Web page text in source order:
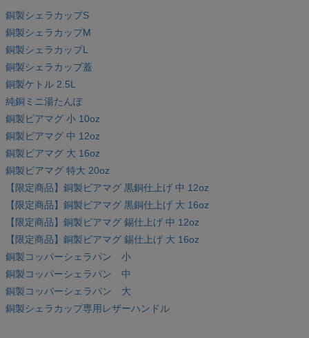
銅製シェラカップS
銅製シェラカップM
銅製シェラカップL
銅製シェラカップ蓋
銅製ケトル 2.5L
純銅ミニ湯たんぽ
銅製ビアマグ 小 10oz
銅製ビアマグ 中 12oz
銅製ビアマグ 大 16oz
銅製ビアマグ 特大 20oz
【限定商品】銅製ビアマグ 黒銅仕上げ 中 12oz
【限定商品】銅製ビアマグ 黒銅仕上げ 大 16oz
【限定商品】銅製ビアマグ 錫仕上げ 中 12oz
【限定商品】銅製ビアマグ 錫仕上げ 大 16oz
銅製コッパーシェラパン 小
銅製コッパーシェラパン 中
銅製コッパーシェラパン 大
銅製シェラカップ専用レザーハンドル